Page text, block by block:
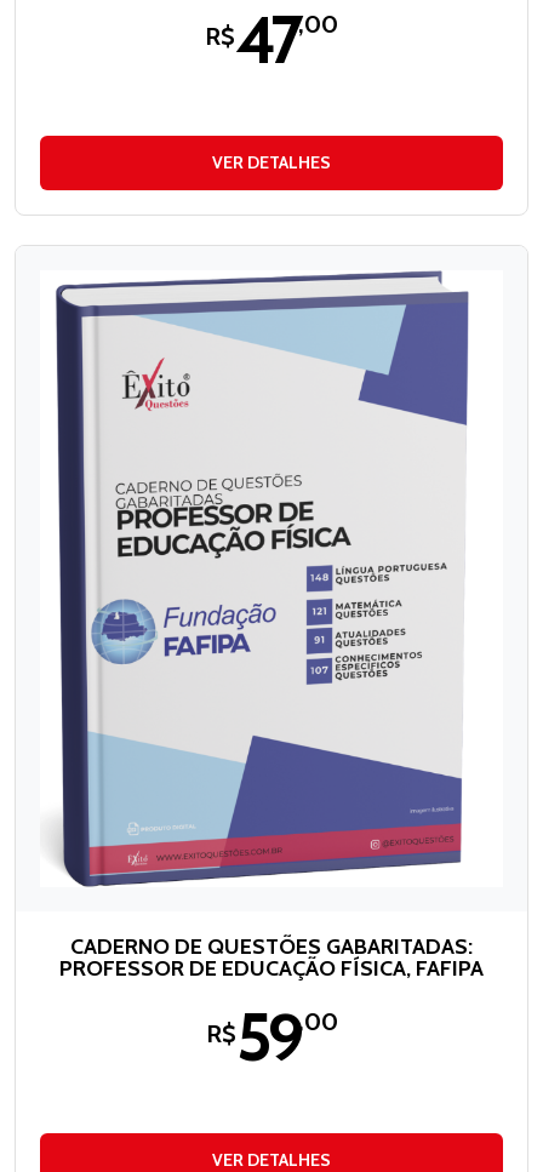
R$47,00
VER DETALHES
CADERNO DE QUESTÕES GABARITADAS:
PROFESSOR DE EDUCAÇÃO FÍSICA, FAFIPA
R$59,00
VER DETALHES